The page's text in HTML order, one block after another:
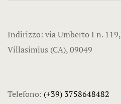
Indirizzo: via Umberto I n. 119,
Villasimius (CA), 09049
Telefono: (+39) 3758648482